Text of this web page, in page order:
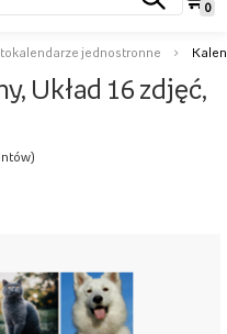
0
jednostronne
Układ 16 zdjęć,
)